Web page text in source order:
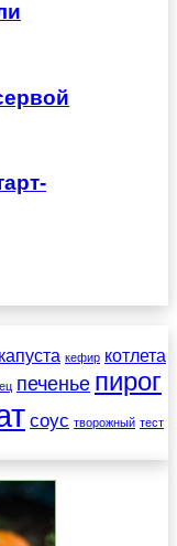
капуста кефир котлета
печенье пирог
соус творожный тест